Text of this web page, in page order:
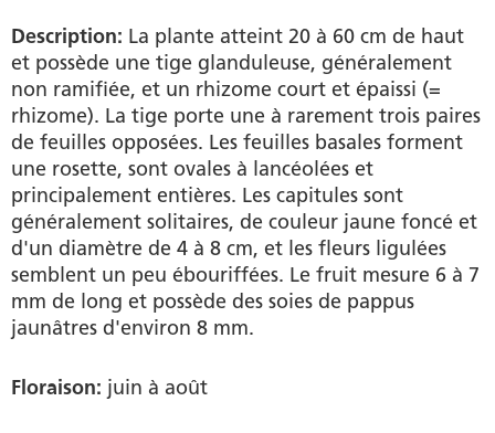
Trouver un revendeur
Guide pratique
Sources
Description: La plante atteint 20 à 60 cm de haut
et possède une tige glanduleuse, généralement
non ramifiée, et un rhizome court et épaissi (=
rhizome). La tige porte une à rarement trois paires
de feuilles opposées. Les feuilles basales forment
une rosette, sont ovales à lancéolées et
principalement entières. Les capitules sont
généralement solitaires, de couleur jaune foncé et
d'un diamètre de 4 à 8 cm, et les fleurs ligulées
semblent un peu ébouriffées. Le fruit mesure 6 à 7
mm de long et possède des soies de pappus
jaunâtres d'environ 8 mm.
Floraison: juin à août